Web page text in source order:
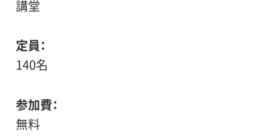
講堂
定員
140名
参加費
無料